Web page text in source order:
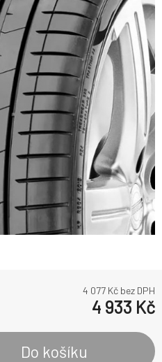
4 077 Kč bez DPH
4 933 Kč
Do košíku